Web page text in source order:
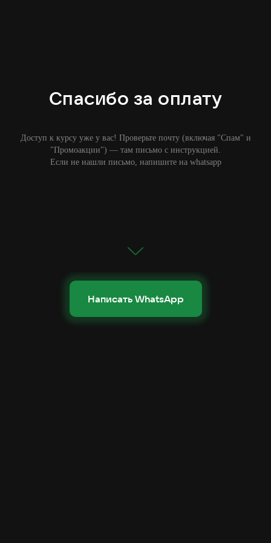
Спасибо за оплату
Доступ к курсу уже у вас! Проверьте почту (включая "Спам" и
"Промоакции") — там письмо с инструкцией.
Если не нашли письмо, напишите на whatsapp
Написать WhatsApp